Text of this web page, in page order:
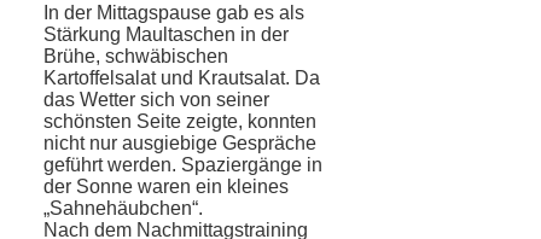
In der Mittagspause gab es als
Stärkung Maultaschen in der
Brühe, schwäbischen
Kartoffelsalat und Krautsalat. Da
das Wet­ter sich von seiner
schönsten Seite zeigte, konnten
nicht nur ausgiebige Gespräche
geführt werden. Spaziergänge in
der Sonne waren ein kleines
„Sahnehäub­chen“.
Nach dem Nachmittagstraining